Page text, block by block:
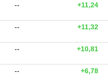
-- +11,24
-- +11,32
-- +10,81
-- +6,78